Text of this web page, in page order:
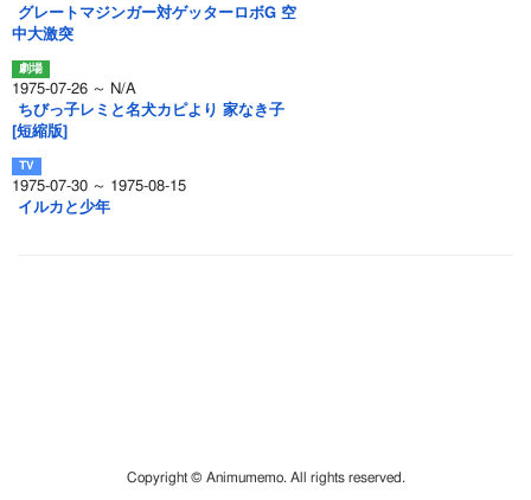
グレートマジンガー対ゲッターロボG 空
中大激突
1975-07-26 ～ N/A
ちびっ子レミと名犬カピより 家なき子
[短縮版]
1975-07-30 ～ 1975-08-15
イルカと少年
Copyright © Animumemo. All rights reserved.